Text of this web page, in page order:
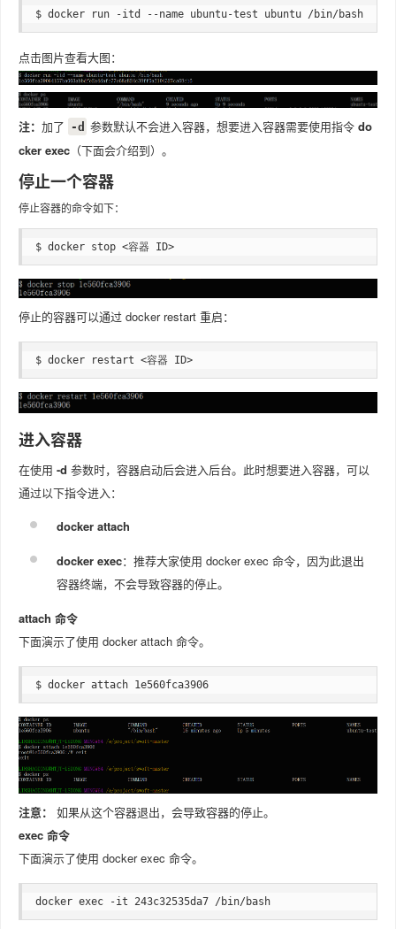
$ docker run -itd --name ubuntu-test ubuntu /bin/bash
点击图片查看大图：
注： 加了 -d 参数默认不会进入容器，想要进入容器需要使用指令 do
cker exec （下面会介绍到）。
停止一个容器
停止容器的命令如下：
$ docker stop <容器 ID>
停止的容器可以通过 docker restart 重启：
$ docker restart <容器 ID>
进入容器
在使用 -d 参数时，容器启动后会进入后台。此时想要进入容器，可以
通过以下指令进入：
docker attach
docker exec：推荐大家使用 docker exec 命令，因为此退出
容器终端，不会导致容器的停止。
attach 命令
下面演示了使用 docker attach 命令。
$ docker attach 1e560fca3906
注意：
如果从这个容器退出，会导致容器的停止。
exec 命令
下面演示了使用 docker exec 命令。
docker exec -it 243c32535da7 /bin/bash